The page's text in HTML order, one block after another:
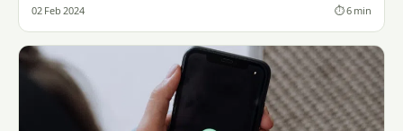
02 Feb 2024 ⏱ 6 min